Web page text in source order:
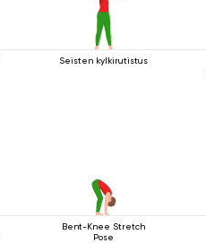
Seisten kylkirutistus
Bent-Knee Stretch
Pose